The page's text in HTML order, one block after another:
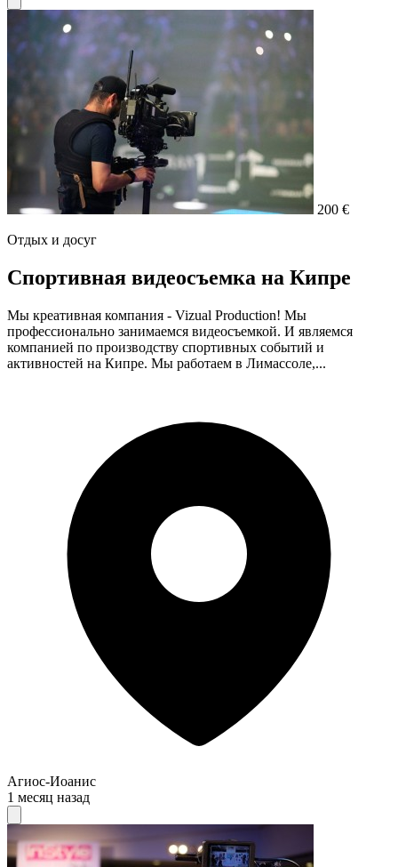
200 €
Отдых и досуг
Cпортивная видеосъемка на Кипре
Мы креативная компания - Vizual Production! Мы
профессионально занимаемся видеосъемкой. И являемся
компанией по производству спортивных событий и
активностей на Кипре. Мы работаем в Лимассоле,...
Агиос-Иоанис
1 месяц назад